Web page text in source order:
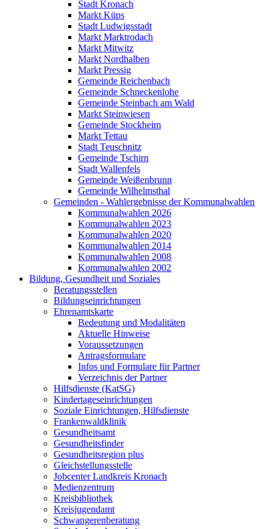
Stadt Kronach
Markt Küps
Stadt Ludwigsstadt
Markt Marktrodach
Markt Mitwitz
Markt Nordhalben
Markt Pressig
Gemeinde Reichenbach
Gemeinde Schneckenlohe
Gemeinde Steinbach am Wald
Markt Steinwiesen
Gemeinde Stockheim
Markt Tettau
Stadt Teuschnitz
Gemeinde Tschirn
Stadt Wallenfels
Gemeinde Weißenbrunn
Gemeinde Wilhelmsthal
Gemeinden - Wahlergebnisse der Kommunalwahlen
Kommunalwahlen 2026
Kommunalwahlen 2023
Kommunalwahlen 2020
Kommunalwahlen 2014
Kommunalwahlen 2008
Kommunalwahlen 2002
Bildung, Gesundheit und Soziales
Beratungsstellen
Bildungseinrichtungen
Ehrenamtskarte
Bedeutung und Modalitäten
Aktuelle Hinweise
Voraussetzungen
Antragsformulare
Infos und Formulare für Partner
Verzeichnis der Partner
Hilfsdienste (KatSG)
Kindertageseinrichtungen
Soziale Einrichtungen, Hilfsdienste
Frankenwaldklinik
Gesundheitsamt
Gesundheitsfinder
Gesundheitsregion plus
Gleichstellungsstelle
Jobcenter Landkreis Kronach
Medienzentrum
Kreisbibliothek
Kreisjugendamt
Schwangerenberatung